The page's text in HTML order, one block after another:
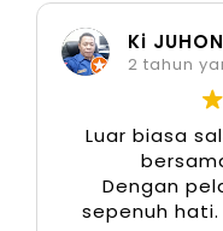
seperti acara
mendadak.
6. Performa
Hemat BBM
Isuzu dikenal
Ki
2 tahun
Luar biasa
Dengan
sepenuh